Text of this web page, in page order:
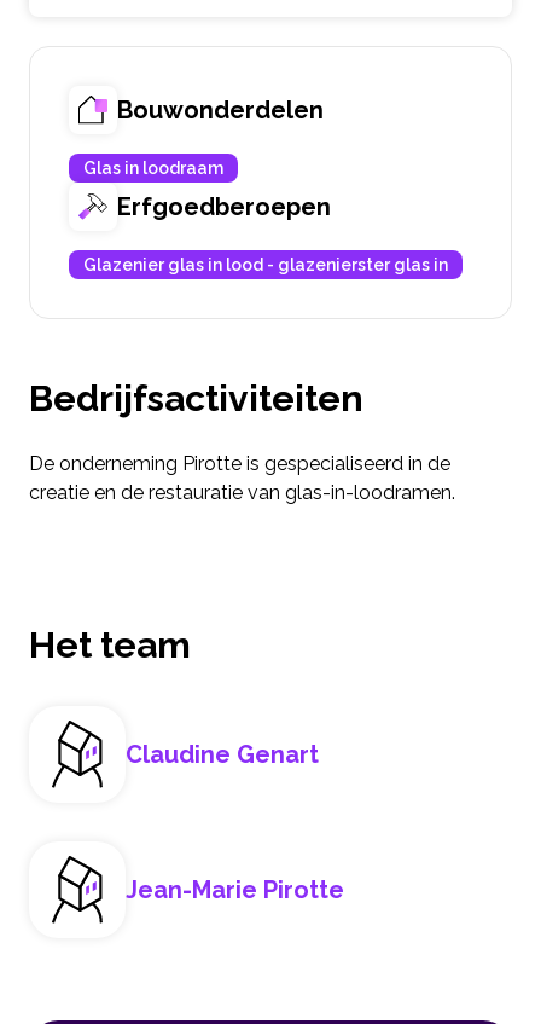
Bouwonderdelen
Glas in loodraam
Erfgoedberoepen
Glazenier glas in lood - glazenierster glas in
Bedrijfsactiviteiten
De onderneming Pirotte is gespecialiseerd in de
creatie en de restauratie van glas-in-loodramen.
Het team
Claudine Genart
Jean-Marie Pirotte